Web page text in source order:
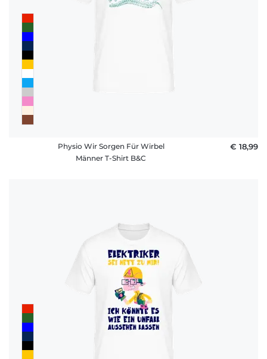
Physio Wir Sorgen Für Wirbel
Männer T-Shirt B&C
€ 18,99